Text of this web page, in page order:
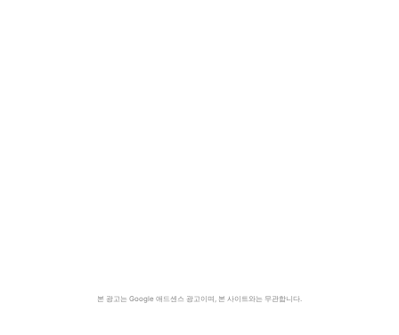
본 광고는 Google 애드센스 광고이며, 본 사이트와는 무관합니다.